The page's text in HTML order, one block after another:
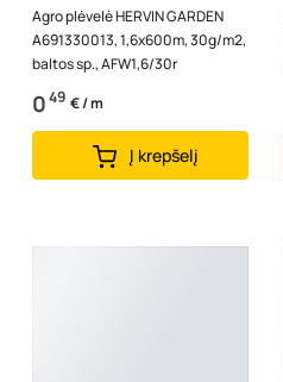
Agro plėvelė HERVIN GARDEN
A691330013, 1,6x600m, 30g/m2,
baltos sp., AFW1,6/30r
049 € / m
Į krepšelį